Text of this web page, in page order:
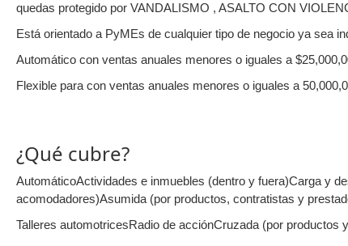
quedas protegido por VANDALISMO , ASALTO CON
Está orientado a PyMEs de cualquier tipo de negocio ya sea
Automático con ventas anuales menores o iguales a
Flexible para con ventas anuales menores o iguales a
¿Qué cubre?
AutomáticoActividades e inmuebles (dentro y fuera)Carga y
acomodadores)Asumida (por productos, contratistas y
Talleres automotricesRadio de acciónCruzada (por productos